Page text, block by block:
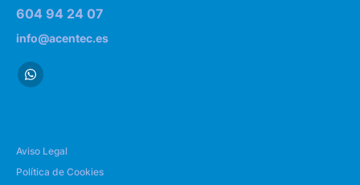
604 94 24 07
info@acentec.es
Aviso Legal
Política de Cookies